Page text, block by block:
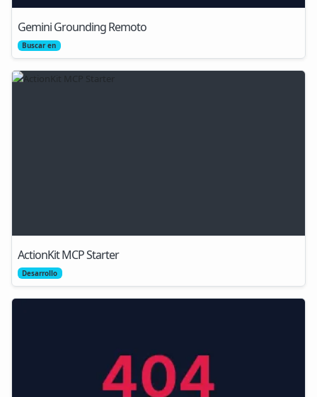
Gemini Grounding Remoto
Buscar en
ActionKit MCP Starter
Desarrollo